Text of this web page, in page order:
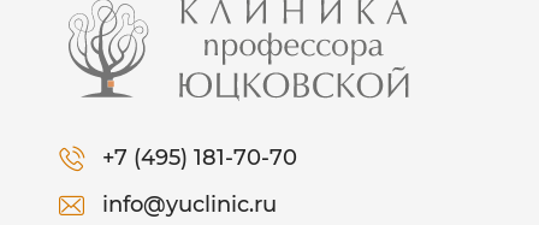
+7 (495) 181-70-70
info@yuclinic.ru